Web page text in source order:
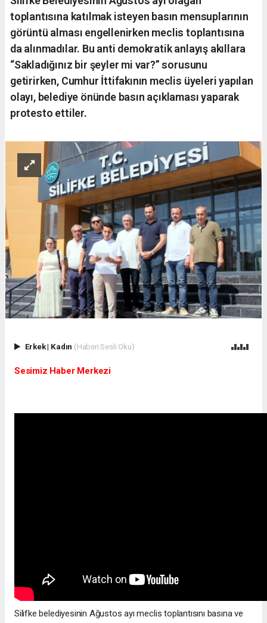
toplantısına katılmak isteyen basın mensuplarının
görüntü alması engellenirken meclis toplantısına
da alınmadılar. Bu anti demokratik anlayış akıllara
“Sakladığınız bir şeyler mi var?” sorusunu
getirirken, Cumhur İttifakının meclis üyeleri yapılan
olayı, belediye önünde basın açıklaması yaparak
protesto ettiler.
Erkek| Kadın (Haberi Sesli Oku)
Sesimiz Haber Merkezi
Silifke belediyesinin Ağustos ayı meclis toplantısını basına ve